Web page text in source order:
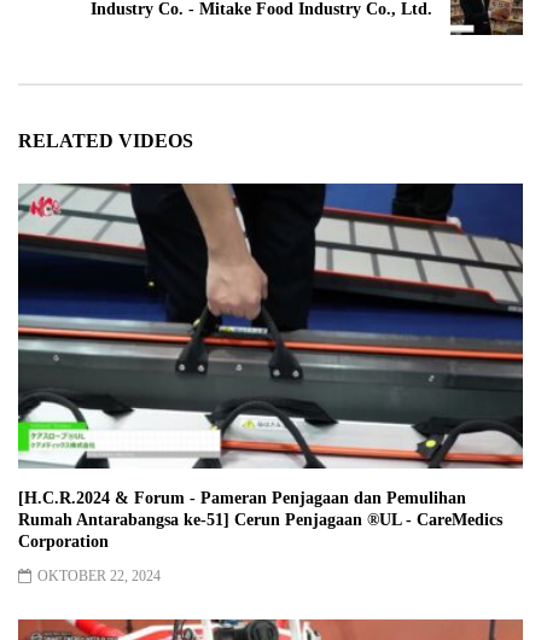
Industry Co. - Mitake Food Industry Co., Ltd.
RELATED VIDEOS
[H.C.R.2024 & Forum - Pameran Penjagaan dan Pemulihan
Rumah Antarabangsa ke-51] Cerun Penjagaan ®︎UL - CareMedics
Corporation
OKTOBER 22, 2024